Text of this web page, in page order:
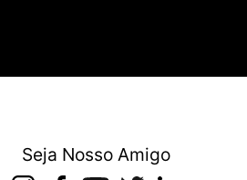
Seja Nosso Amigo